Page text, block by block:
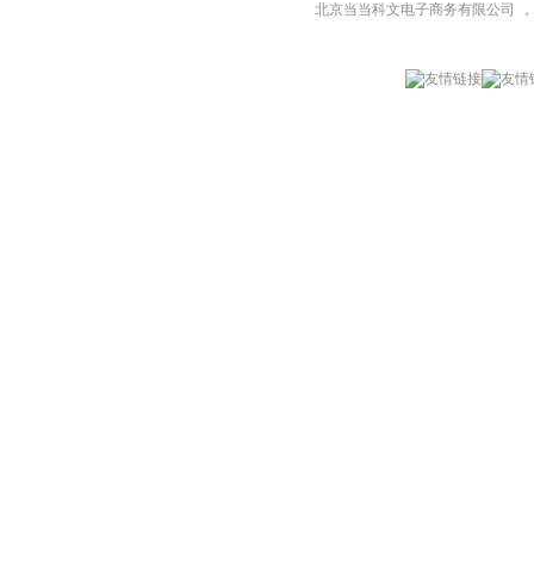
北京当当科文电子商务有限公司